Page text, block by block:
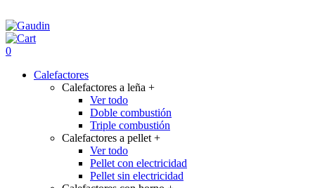
0
Calefactores
Calefactores a leña +
Ver todo
Doble combustión
Triple combustión
Calefactores a pellet +
Ver todo
Pellet con electricidad
Pellet sin electricidad